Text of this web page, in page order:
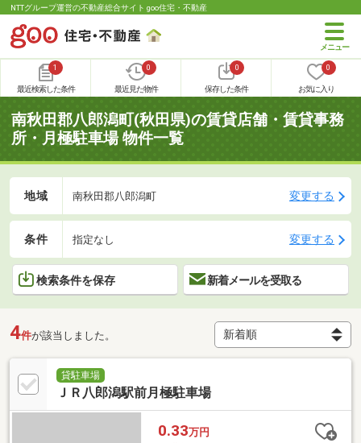
NTTグループ運営の不動産総合サイト goo住宅・不動産
1
最近検索した条件
0
最近見た物件
0
保存した条件
0
お気に入り
南秋田郡八郎潟町(秋田県)の賃貸店舗・賃貸事務
所・月極駐車場 物件一覧
地域 南秋田郡八郎潟町 変更する
条件 指定なし 変更する
検索条件を保存 新着メールを受取る
4件が該当しました。
貸駐車場
ＪＲ八郎潟駅前月極駐車場
0.33万円